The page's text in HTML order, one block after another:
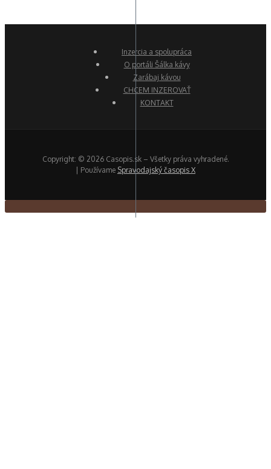
Inzercia a spolupráca
O portáli Šálka kávy
Zarábaj kávou
CHCEM INZEROVAŤ
KONTAKT
Copyright: © 2026 Casopis.sk – Všetky práva vyhradené.
| Používame Spravodajský časopis X